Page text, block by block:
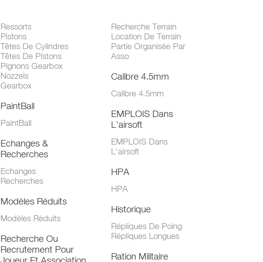
Ressorts
Pistons
Têtes De Cylindres
Têtes De Pistons
Pignons Gearbox
Nozzels
Gearbox
PaintBall
PaintBall
Echanges &
Recherches
Echanges
Recherches
Modèles Réduits
Modèles Réduits
Recherche Ou
Recrutement Pour
Recherche Terrain
Location De Terrain
Partie Organisée Par
Asso
Calibre 4.5mm
Calibre 4.5mm
EMPLOIS Dans
L'airsoft
EMPLOIS Dans
L'airsoft
HPA
HPA
Historique
Répliques De Poing
Répliques Longues
Ration Militaire